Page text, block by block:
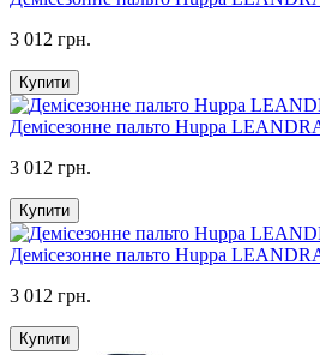
3 012 грн.
Купити
Демісезонне пальто Huppa
3 012 грн.
Купити
Демісезонне пальто Huppa
3 012 грн.
Купити